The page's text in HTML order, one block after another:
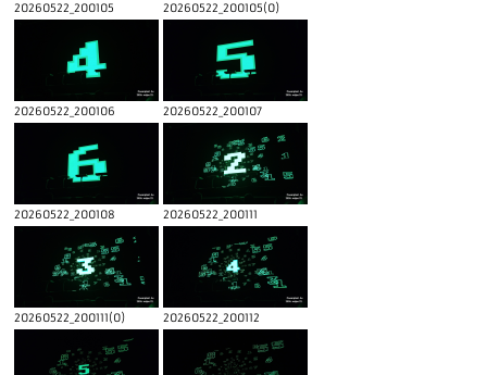
20260522_200105 20260522_200105(0)
20260522_200106 20260522_200107
20260522_200108 20260522_200111
20260522_200111(0) 20260522_200112